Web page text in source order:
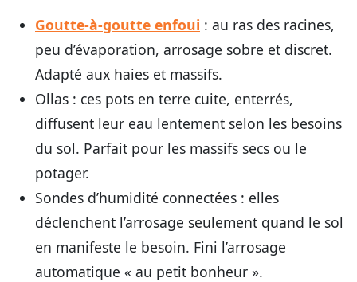
Goutte-à-goutte enfoui : au ras des racines,
peu d’évaporation, arrosage sobre et discret.
Adapté aux haies et massifs.
Ollas : ces pots en terre cuite, enterrés,
diffusent leur eau lentement selon les besoins
du sol. Parfait pour les massifs secs ou le
potager.
Sondes d’humidité connectées : elles
déclenchent l’arrosage seulement quand le sol
en manifeste le besoin. Fini l’arrosage
automatique « au petit bonheur ».